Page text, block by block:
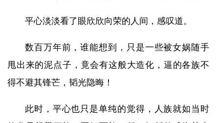
平心淡淡看了眼欣欣向荣的人间，感叹道。
数百万年前，谁能想到，只是一些被女娲随手
甩出来的泥点子，竟会有这般大造化，逼的各族不
得不避其锋芒，韬光隐晦！
此时，平心也只是单纯的觉得，人族就如当时